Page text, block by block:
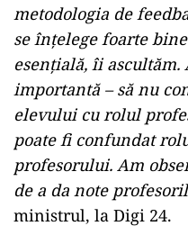
metodologia de
se înţelege foarte
esenţială, îi
importantă – să nu
elevului cu rolul
poate fi confundat
profesorului. Am
de a da note
ministrul, la Digi 24.